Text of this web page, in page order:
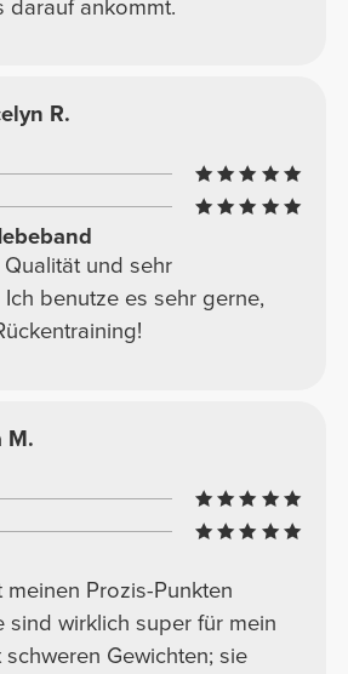
darauf ankommt.
R.
und sehr
benutze es sehr gerne,
M.
meinen Prozis-Punkten
sind wirklich super für mein
Gewichten; sie